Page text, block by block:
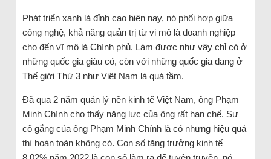
Phát triển xanh là đỉnh cao hiện nay, nó phối hợp giữa
công nghệ, khả năng quản trị từ vi mô là doanh nghiệp
cho đến vĩ mô là Chính phủ. Làm được như vậy chỉ có ở
những quốc gia giàu có, còn với những quốc gia đang ở
Thế giới Thứ 3 như Việt Nam là quá tầm.
Đã qua 2 năm quản lý nền kinh tế Việt Nam, ông Phạm
Minh Chính cho thấy năng lực của ông rất hạn chế. Sự
cố gắng của ông Phạm Minh Chính là có nhưng hiệu quả
thì hoàn toàn không có. Con số tăng trưởng kinh tế